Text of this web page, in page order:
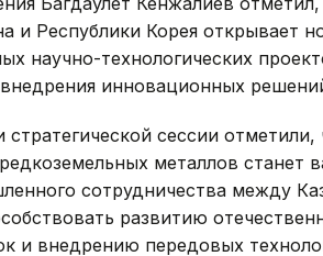
и Республики Корея открывает
научно-технологических
инновационных
стратегической сессии
металлов станет
сотрудничества между
развитию
и внедрению передовых